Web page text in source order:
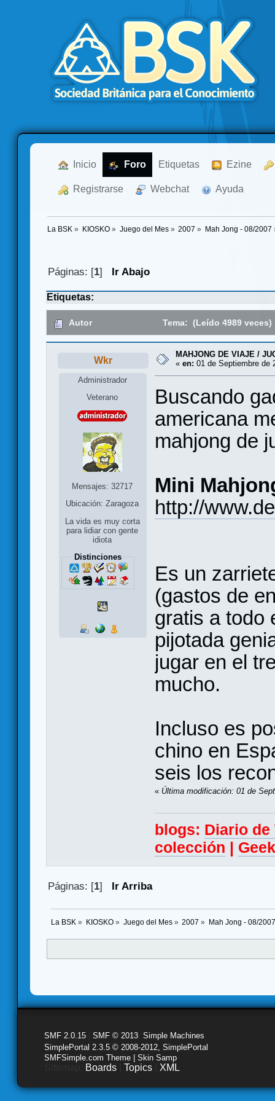
Inicio Foro Etiquetas Ezine
Registrarse Webchat Ayuda
La BSK » KIOSKO» Juego del Mes» 2007 » Mah Jong - 08/2007
Páginas: [1] Ir Abajo
Etiquetas:
Autor Tema: (Leído 4989 veces)
Wkr
Administrador
Veterano
Mensajes: 32717
Ubicación: Zaragoza
La vida es muy corta
para lidiar con gente
idiota
Distinciones
MAHJONG DE VIAJE /
« en: 01 de Septiembre de
Buscando
americana
mahjong de
Mini
http://
Es un
(gastos de
gratis a todo
pijotada
jugar en el
mucho.
Incluso es
chino en
seis los
« Última modificación: 01 de
blogs: Diario
colección |
Páginas: [1] Ir Arriba
La BSK » KIOSKO» Juego del Mes» 2007 » Mah Jong - 08/2007
SMF 2.0.15 SMF © 2013 Simple Machines
SimplePortal 2.3.5 © 2008-2012, SimplePortal
SMFSimple.com Theme | Skin Samp
Boards Topics XML